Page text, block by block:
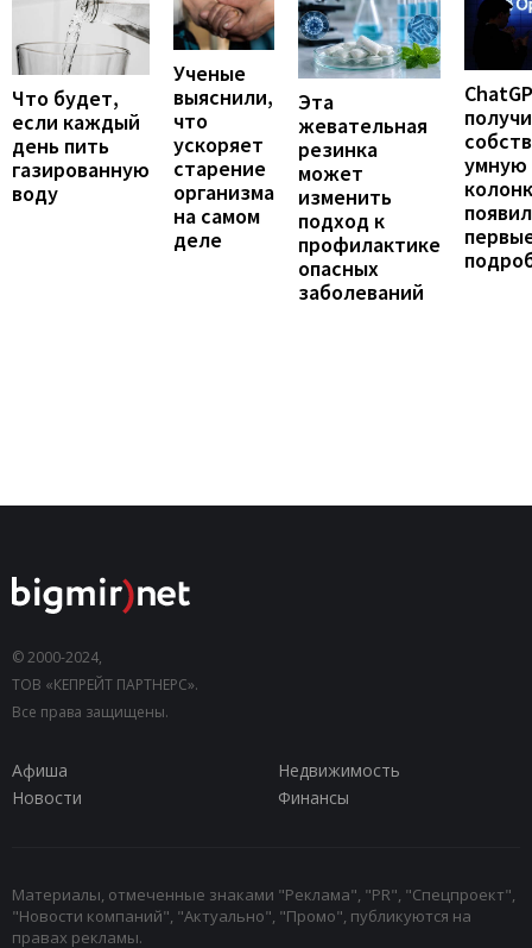
Что будет,
если каждый
день пить
газированную
воду
Ученые
выяснили,
что
ускоряет
старение
организма
на самом
деле
Эта
жевательная
резинка
может
изменить
подход к
профилактике
опасных
заболеваний
умную
© 2000-2024,
ТОВ «КЕПРЕЙТ ПАРТНЕРС».
Все права защищены.
Афиша
Недвижимость
Новости
Финансы
Материалы, отмеченные знаками "Реклама", "PR", "Спецпроект",
"Новости компаний", "Актуально", "Промо", публикуются на
правах рекламы.